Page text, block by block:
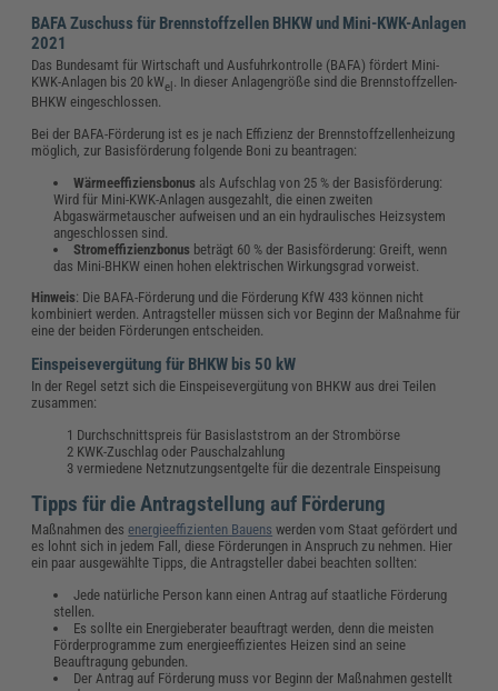
BAFA Zuschuss für Brennstoffzellen BHKW und Mini-KWK-Anlagen
2021
Das Bundesamt für Wirtschaft und Ausfuhrkontrolle (BAFA) fördert Mini-
KWK-Anlagen bis 20 kWel
In dieser Anlagengröße sind die Brennstoffzellen-
BHKW eingeschlossen.
Bei der BAFA-Förderung ist es je nach Effizienz der Brennstoffzellenheizung
möglich, zur Basisförderung folgende Boni zu beantragen:
Wärmeeffiziensbonus als Aufschlag von 25 % der Basisförderung:
Wird für Mini-KWK-Anlagen ausgezahlt, die einen zweiten
Abgaswärmetauscher aufweisen und an ein hydraulisches Heizsystem
angeschlossen sind.
Stromeffizienzbonus beträgt 60 % der Basisförderung: Greift, wenn
das Mini-BHKW einen hohen elektrischen Wirkungsgrad vorweist.
Hinweis: Die BAFA-Förderung und die Förderung KfW 433 können nicht
kombiniert werden. Antragsteller müssen sich vor Beginn der Maßnahme für
eine der beiden Förderungen entscheiden.
Einspeisevergütung für BHKW bis 50 kW
In der Regel setzt sich die Einspeisevergütung von BHKW aus drei Teilen
zusammen:
Durchschnittspreis für Basislaststrom an der Strombörse
KWK-Zuschlag oder Pauschalzahlung
vermiedene Netznutzungsentgelte für die dezentrale Einspeisung
Tipps für die Antragstellung auf Förderung
Maßnahmen desenergieeffizienten Bauens werden vom Staat gefördert und
es lohnt sich in jedem Fall, diese Förderungen in Anspruch zu nehmen. Hier
ein paar ausgewählte Tipps, die Antragsteller dabei beachten sollten:
Jede natürliche Person kann einen Antrag auf staatliche Förderung
stellen.
Es sollte ein Energieberater beauftragt werden, denn die meisten
Förderprogramme zum energieeffizientes Heizen sind an seine
Beauftragung gebunden.
Der Antrag auf Förderung muss vor Beginn der Maßnahmen gestellt